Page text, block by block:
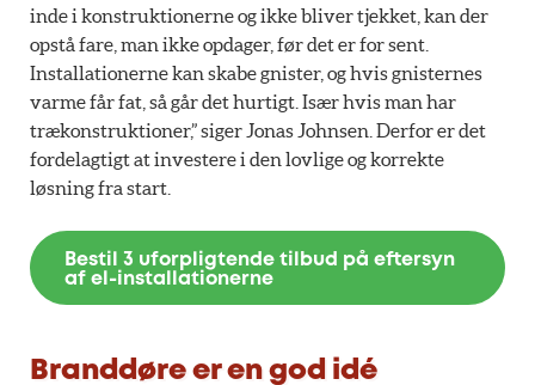
inde i konstruktionerne og ikke bliver tjekket, kan der
opstå fare, man ikke opdager, før det er for sent.
Installationerne kan skabe gnister, og hvis gnisternes
varme får fat, så går det hurtigt. Især hvis man har
trækonstruktioner,” siger Jonas Johnsen. Derfor er det
fordelagtigt at investere i den lovlige og korrekte
løsning fra start.
Bestil 3 uforpligtende tilbud på eftersyn
af el-installationerne
Branddøre er en god idé